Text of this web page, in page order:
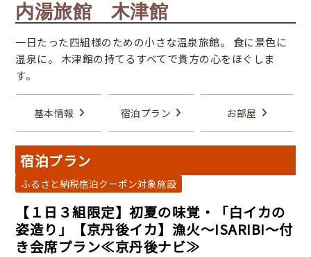
内湯旅館 木津館
一日たった四組様のための小さな温泉旅館。 食に景色に
温泉に。 木津館の持てるすべてで貴方の心をほぐしま
す。
基本情報 宿泊プラン お部屋
宿泊プラン
ふるさと納税宿泊クーポン対象施設
【１日３組限定】初夏の味覚・「白イカの
姿造り」【京丹後イカ】漁火～ISARIBI～付
き会席プラン≪京丹後ナビ≫